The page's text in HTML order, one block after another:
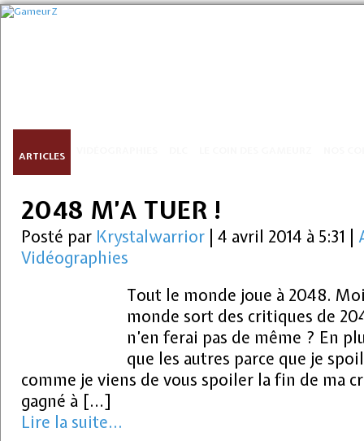
ARTICLES
2048 M’A TUER !
Posté par Krystalwarrior 4 avril 2014 à 5:31
Vidéographies
Tout le monde joue à 2048.
monde sort des critiques de
n’en ferai pas de même ? En
que les autres parce que je
comme je viens de vous spoiler la fin de ma
gagné à […]
Lire la suite...